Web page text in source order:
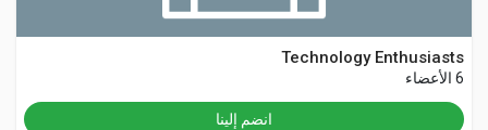
Technology Enthusiasts
6 الأعضاء
انضم إلينا